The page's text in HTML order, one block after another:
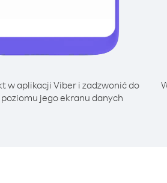
w aplikacji Viber i zadzwonić do
jego ekranu danych